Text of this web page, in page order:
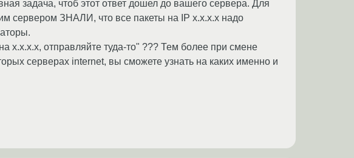
задача, чтоб этот ответ дошел до вашего сервера. Для
сервером ЗНАЛИ, что все пакеты на IP x.x.x.x надо
x.x.x.x, отправляйте туда-то" ??? Тем более при смене
серверах internet, вы сможете узнать на каких именно и